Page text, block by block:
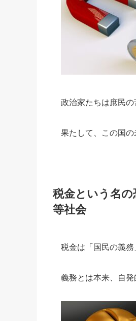
政治家たちは庶民の
果たして、この国の
税金という名
等社会
税金は「国民の義務
義務とは本来、自発